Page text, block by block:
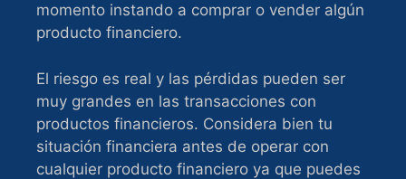
momento instando a comprar o vender algún
producto financiero.
El riesgo es real y las pérdidas pueden ser
muy grandes en las transacciones con
productos financieros. Considera bien tu
situación financiera antes de operar con
cualquier producto financiero ya que puedes